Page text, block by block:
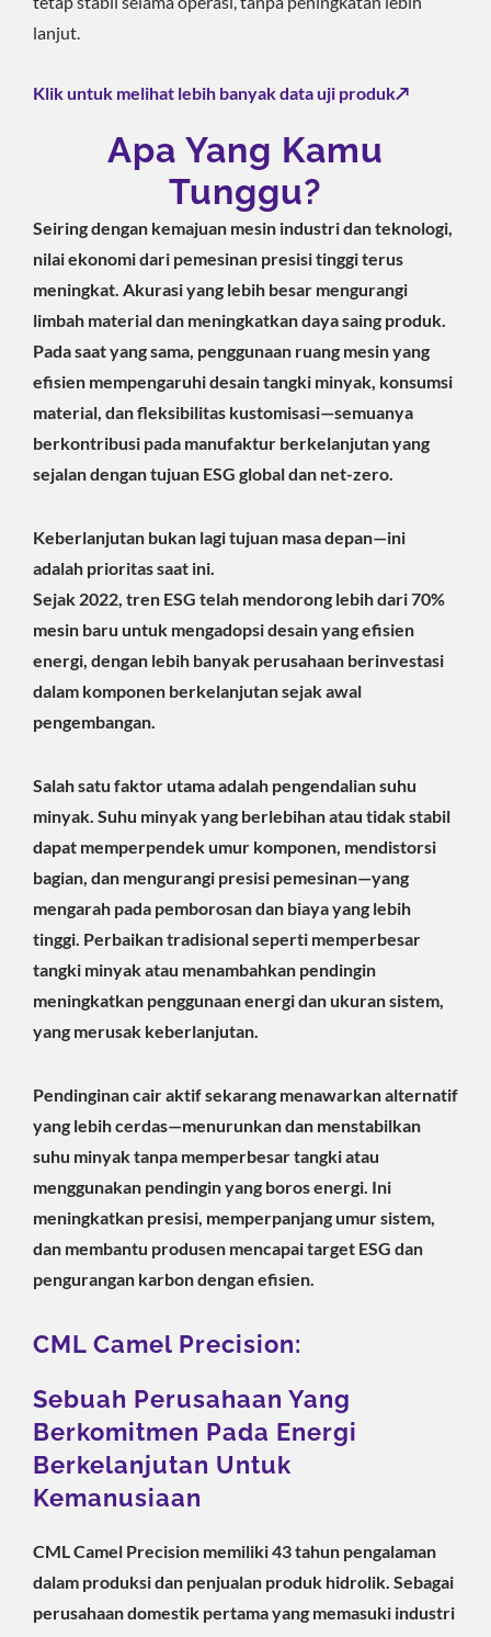
lanjut.
Klik untuk melihat lebih banyak data uji produk↗️
Apa Yang Kamu
Tunggu?
Seiring dengan kemajuan mesin industri dan teknologi,
nilai ekonomi dari pemesinan presisi tinggi terus
meningkat. Akurasi yang lebih besar mengurangi
limbah material dan meningkatkan daya saing produk.
Pada saat yang sama, penggunaan ruang mesin yang
efisien mempengaruhi desain tangki minyak, konsumsi
material, dan fleksibilitas kustomisasi—semuanya
berkontribusi pada manufaktur berkelanjutan yang
sejalan dengan tujuan ESG global dan net-zero.
Keberlanjutan bukan lagi tujuan masa depan—ini
adalah prioritas saat ini.
Sejak 2022, tren ESG telah mendorong lebih dari 70%
mesin baru untuk mengadopsi desain yang efisien
energi, dengan lebih banyak perusahaan berinvestasi
dalam komponen berkelanjutan sejak awal
pengembangan.
Salah satu faktor utama adalah pengendalian suhu
minyak. Suhu minyak yang berlebihan atau tidak stabil
dapat memperpendek umur komponen, mendistorsi
bagian, dan mengurangi presisi pemesinan—yang
mengarah pada pemborosan dan biaya yang lebih
tinggi. Perbaikan tradisional seperti memperbesar
tangki minyak atau menambahkan pendingin
meningkatkan penggunaan energi dan ukuran sistem,
yang merusak keberlanjutan.
Pendinginan cair aktif sekarang menawarkan alternatif
yang lebih cerdas—menurunkan dan menstabilkan
suhu minyak tanpa memperbesar tangki atau
menggunakan pendingin yang boros energi. Ini
meningkatkan presisi, memperpanjang umur sistem,
dan membantu produsen mencapai target ESG dan
pengurangan karbon dengan efisien.
CML Camel Precision:
Sebuah Perusahaan Yang
Berkomitmen Pada Energi
Berkelanjutan Untuk
Kemanusiaan
CML Camel Precision memiliki 43 tahun pengalaman
dalam produksi dan penjualan produk hidrolik. Sebagai
perusahaan domestik pertama yang memasuki industri